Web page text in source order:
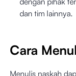
dan tim lainnya.
Cara
Menulis naskah